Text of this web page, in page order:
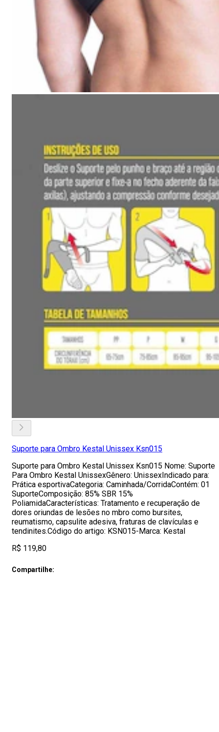
Suporte para Ombro Kestal Unissex Ksn015
Suporte para Ombro Kestal Unissex Ksn015 Nome: Suporte
Para Ombro Kestal UnissexGênero: UnissexIndicado para:
Prática esportivaCategoria: Caminhada/CorridaContém: 01
SuporteComposição: 85% SBR 15%
PoliamidaCaracterísticas: Tratamento e recuperação de
dores oriundas de lesões no mbro como bursites,
reumatismo, capsulite adesiva, fraturas de clavículas e
tendinites.Código do artigo: KSN015-Marca: Kestal
R$ 119,80
Compartilhe: